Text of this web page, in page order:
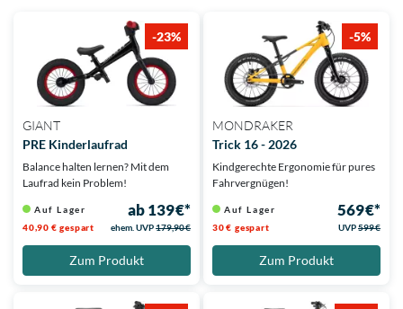
-23%
GIANT
PRE Kinderlaufrad
Balance halten lernen? Mit dem
Laufrad kein Problem!
Auf Lager ab 139 €*
40,90 € gespart ehem. UVP179,90 €
Zum Produkt
-5%
MONDRAKER
Trick 16 - 2026
Kindgerechte Ergonomie für pures
Fahrvergnügen!
Auf Lager 569 €*
30 € gespart UVP599 €
Zum Produkt